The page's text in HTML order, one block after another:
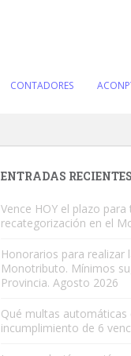
CONTADORES
ENTRADAS RECIENTES
Vence HOY el plazo
recategorización en el
Honorarios para realizar
Monotributo. Mínimos
Provincia. Agosto 2026
Qué multas automáticas
incumplimiento de 6